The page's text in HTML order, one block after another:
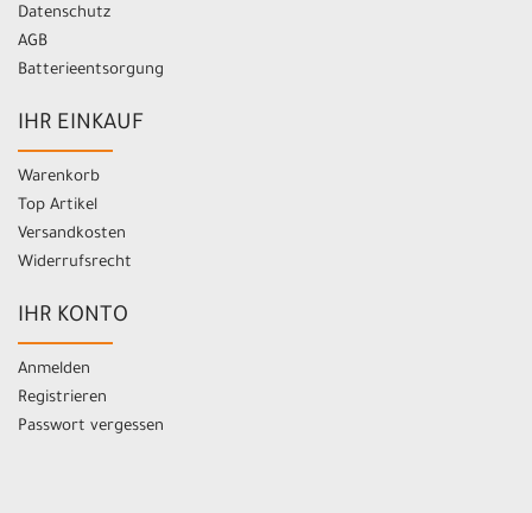
Datenschutz
AGB
Batterieentsorgung
IHR EINKAUF
Warenkorb
Top Artikel
Versandkosten
Widerrufsrecht
IHR KONTO
Anmelden
Registrieren
Passwort vergessen